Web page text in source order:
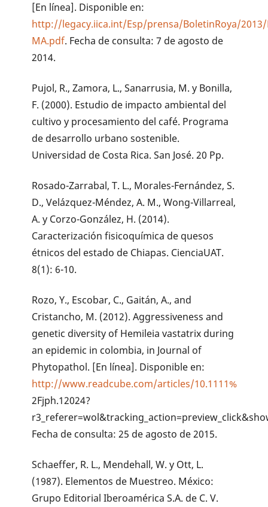
[En línea]. Disponible en:
http://legacy.iica.int/Esp/prensa/BoletinRoya/2013/
MA.pdf. Fecha de consulta: 7 de agosto de
2014.
Pujol, R., Zamora, L., Sanarrusia, M. y Bonilla,
F. (2000). Estudio de impacto ambiental del
cultivo y procesamiento del café. Programa
de desarrollo urbano sostenible.
Universidad de Costa Rica. San José. 20 Pp.
Rosado-Zarrabal, T. L., Morales-Fernández, S.
D., Velázquez-Méndez, A. M., Wong-Villarreal,
A. y Corzo-González, H. (2014).
Caracterización fisicoquímica de quesos
étnicos del estado de Chiapas. CienciaUAT.
8(1): 6-10.
Rozo, Y., Escobar, C., Gaitán, A., and
Cristancho, M. (2012). Aggressiveness and
genetic diversity of Hemileia vastatrix during
an epidemic in colombia, in Journal of
Phytopathol. [En línea]. Disponible en:
http://www.readcube.com/articles/10.1111%
2Fjph.12024?
Fecha de consulta: 25 de agosto de 2015.
Schaeffer, R. L., Mendehall, W. y Ott, L.
(1987). Elementos de Muestreo. México:
Grupo Editorial Iberoamérica S.A. de C. V.